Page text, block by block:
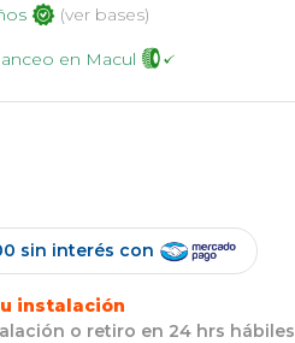
(ver bases)
en Macul
sin interés con
instalación
o retiro en 24 hrs hábiles